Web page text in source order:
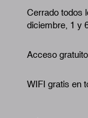
Cerrado todos
diciembre, 1 y
Acceso
WIFI gratis en